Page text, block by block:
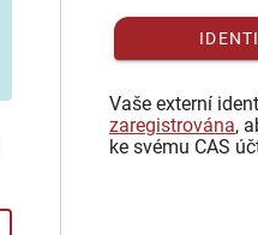
Vaše externí
zaregistrována,
ke svému CAS